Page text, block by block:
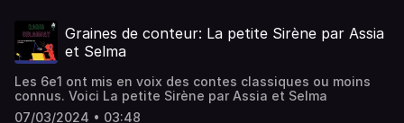
Graines de conteur: La petite Sirène par Assia
et Selma
Les 6e1 ont mis en voix des contes classiques ou moins
connus. Voici La petite Sirène par Assia et Selma
07/03/2024 • 03:48